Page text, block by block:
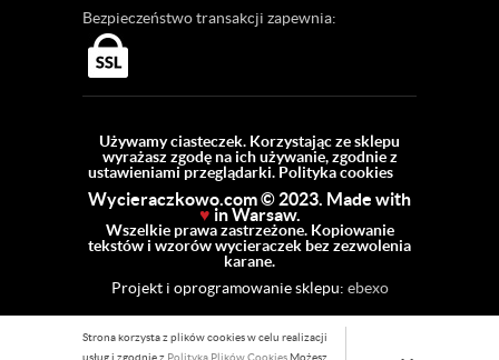
Bezpieczeństwotransakcji zapewnia:
Używamy ciasteczek. Korzystając ze sklepu
wyrażasz zgodę na ich używanie, zgodnie z
ustawieniami przeglądarki. Polityka cookies
Wycieraczkowo.com © 2023. Made with
♥ in Warsaw.
Wszelkie prawa zastrzeżone. Kopiowanie
tekstów i wzorów wycieraczek bez zezwolenia
karane.
Projekt i oprogramowanie sklepu: ebexo
Strona korzysta z plików cookies w celu realizacji
usług i zgodnie z Polityką Plików Cookies Możesz